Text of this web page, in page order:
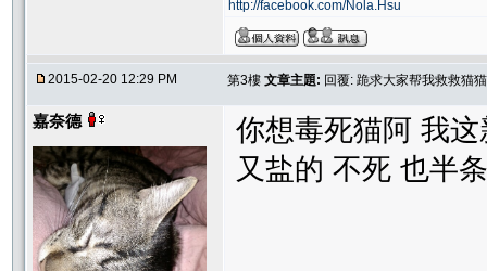
http://facebook.com/Nola.Hsu
2015-02-20 12:29 PM 第3樓 文章主題: 回覆: 跪求大家帮我救救猫
嘉奈德
你想毒死猫阿 我
又盐的 不死 也半